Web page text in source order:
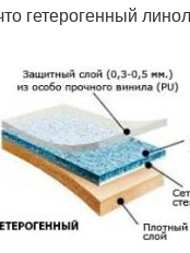
гетерогенный